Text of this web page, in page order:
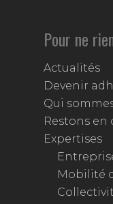
Pour ne
Actualités
Devenir
Qui
Restons en
Expertises
Mobilité